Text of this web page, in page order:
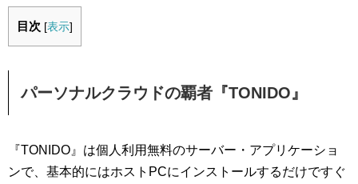
目次 [表示]
パーソナルクラウドの覇者『TONIDO』
『TONIDO』は個人利用無料のサーバー・アプリケーショ
ンで、基本的にはホストPCにインストールするだけですぐ